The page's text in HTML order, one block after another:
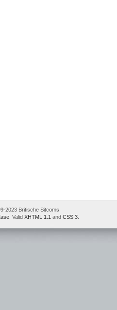
2023 Britische Sitcoms
. Valid XHTML 1.1 and CSS 3